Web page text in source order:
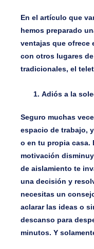
En el artículo que
hemos preparado
ventajas que ofrece
con otros lugares
tradicionales, el
Adiós a la
Seguro muchas
espacio de trabajo,
o en tu propia casa.
motivación
de aislamiento te
una decisión y
necesitas un
aclarar las ideas o
descanso para
minutos. Y